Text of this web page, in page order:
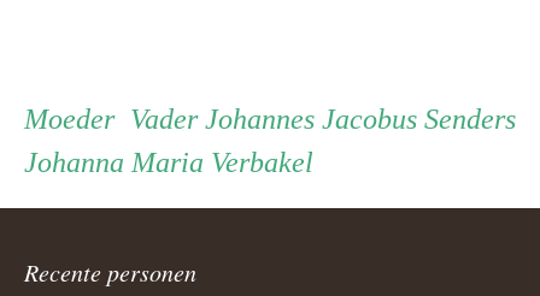
Persoon
ouder
VaderVader
Johannes Jacobus Senders
MoederMoeder
Johanna Maria Verbakel
Recente personen